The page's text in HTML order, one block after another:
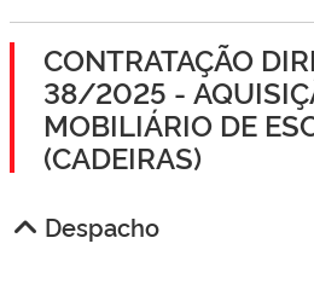
CONTRATAÇÃO
38/2025 -
MOBILIÁRIO DE
(CADEIRAS)
Despacho